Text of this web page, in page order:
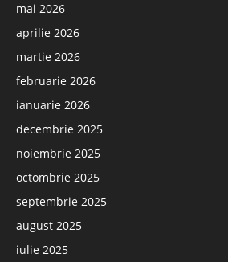
mai 2026
aprilie 2026
martie 2026
februarie 2026
ianuarie 2026
decembrie 2025
noiembrie 2025
octombrie 2025
septembrie 2025
august 2025
iulie 2025